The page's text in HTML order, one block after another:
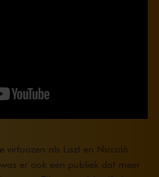
als Liszt en Niccolò
er ook een publiek dat meer